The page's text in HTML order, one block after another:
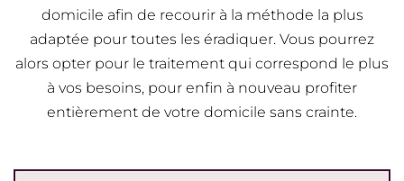
domicile afin de recourir à la méthode la plus
adaptée pour toutes les éradiquer. Vous pourrez
alors opter pour le traitement qui correspond le plus
à vos besoins, pour enfin à nouveau profiter
entièrement de votre domicile sans crainte.